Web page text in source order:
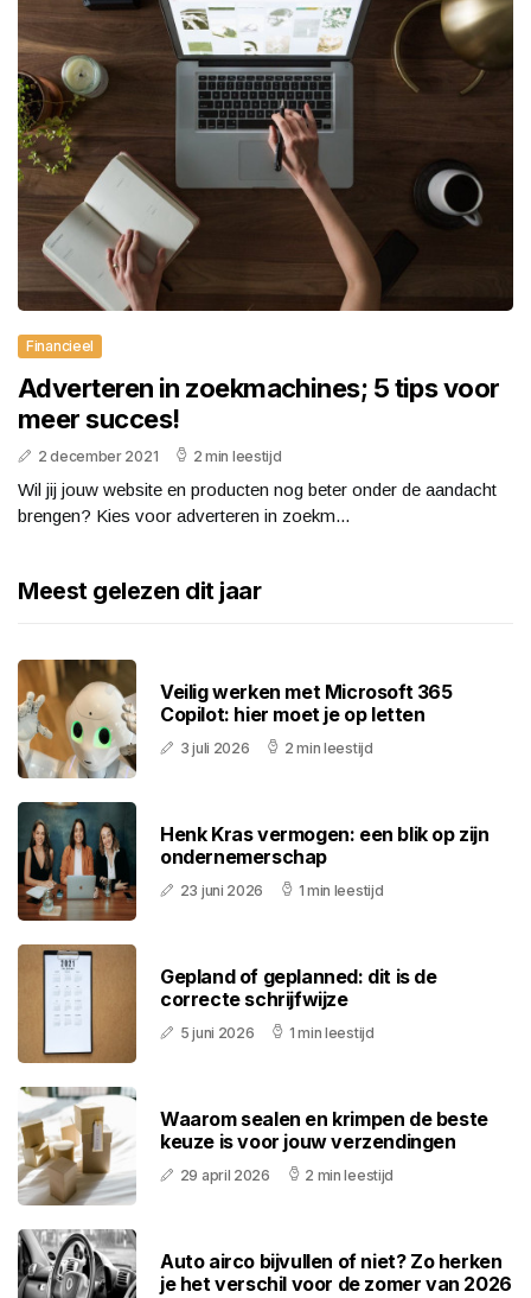
Financieel
Adverteren in zoekmachines; 5 tips voor
meer succes!
2 december 2021 2 min leestijd
Wil jij jouw website en producten nog beter onder de aandacht
brengen? Kies voor adverteren in zoekm...
Meest gelezen dit jaar
Veilig werken met Microsoft 365
Copilot: hier moet je op letten
3 juli 2026 2 min leestijd
Henk Kras vermogen: een blik op zijn
ondernemerschap
23 juni 2026 1 min leestijd
Gepland of geplanned: dit is de
correcte schrijfwijze
5 juni 2026 1 min leestijd
Waarom sealen en krimpen de beste
keuze is voor jouw verzendingen
29 april 2026 2 min leestijd
Auto airco bijvullen of niet? Zo herken
je het verschil voor de zomer van 2026